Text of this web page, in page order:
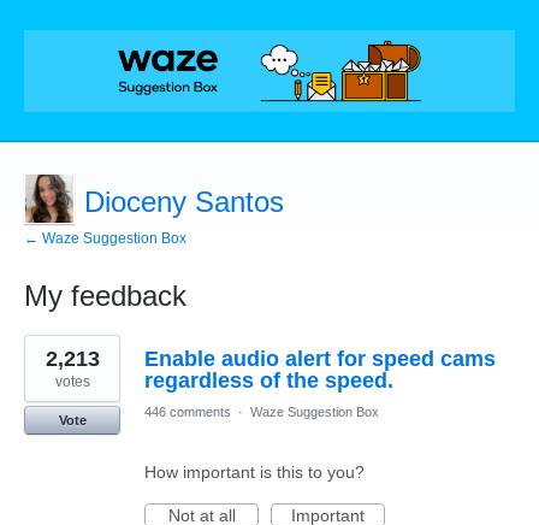
Dioceny Santos
← Waze Suggestion Box
My feedback
2
results
found
Enable audio alert for speed cams
regardless of the speed.
2,213
votes
Vote
446 comments · Waze Suggestion Box
How important is this to you?
Not at all
Important